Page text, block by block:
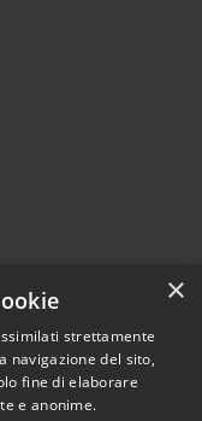
© 2026 • Comune di
×
strettamente
navigazione del sito,
fine di elaborare
e anonime.